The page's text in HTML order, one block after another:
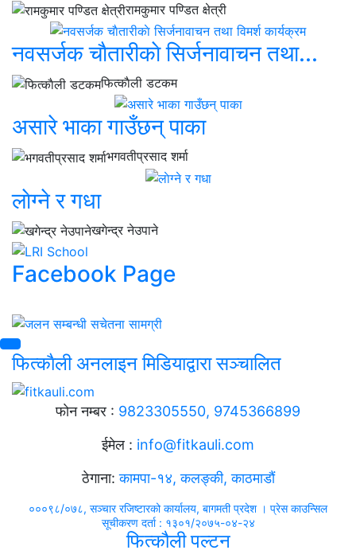
रामकुमार पण्डित क्षेत्री
नवसर्जक चाैतारीकाे सिर्जनावाचन तथा...
फित्काैली डटकम
असारे भाका गाउँछन् पाका
भगवतीप्रसाद शर्मा
लाेग्ने र गधा
खगेन्द्र नेउपाने
Facebook Page
फित्काैली अनलाइन मिडियाद्वारा सञ्चालित
फाेन नम्बर : 9823305550, 9745366899
ईमेल : info@fitkauli.com
ठेगाना:कामपा-१४, कलङ्की, काठमाडाैं
०००९८/०७८, सञ्चार रजिष्टारको कार्यालय, बागमती प्रदेश । प्रेस काउन्सिल
सूचीकरण दर्ता : १३०१/२०७५-०४-२४
फित्कौली पल्टन